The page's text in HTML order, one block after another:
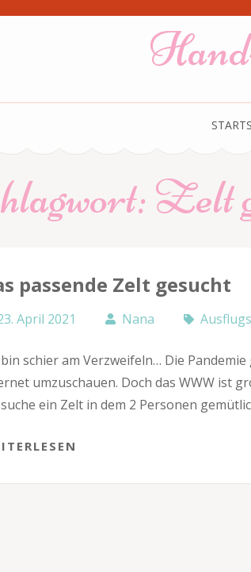
Zelt
passende Zelt gesucht
April 2021 Nana
schier am Verzweifeln… Die
umzuschauen. Doch das WWW ist
ein Zelt in dem 2 Personen